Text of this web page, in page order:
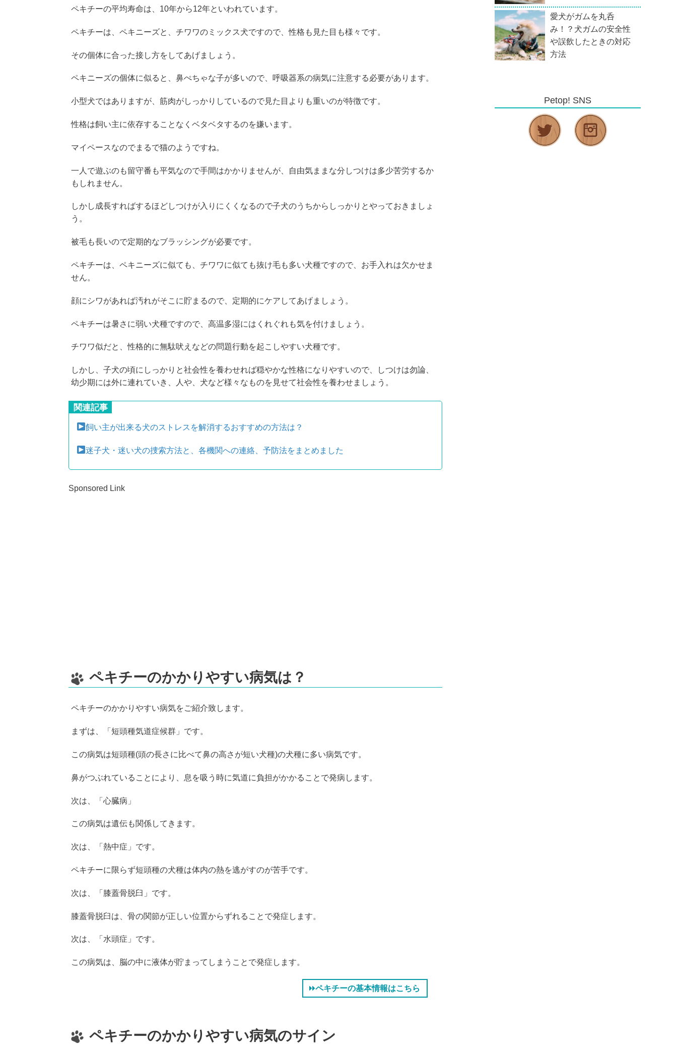
ペキチーの平均寿命は、10年から12年といわれています。
ペキチーは、ペキニーズと、チワワのミックス犬ですので、性格も見た目も様々です。
その個体に合った接し方をしてあげましょう。
ペキニーズの個体に似ると、鼻ぺちゃな子が多いので、呼吸器系の病気に注意する必要があります。
小型犬ではありますが、筋肉がしっかりしているので見た目よりも重いのが特徴です。
性格は飼い主に依存することなくベタベタするのを嫌います。
マイペースなのでまるで猫のようですね。
一人で遊ぶのも留守番も平気なので手間はかかりませんが、自由気ままな分しつけは多少苦労するか
もしれません。
しかし成長すればするほどしつけが入りにくくなるので子犬のうちからしっかりとやっておきましょ
う。
被毛も長いので定期的なブラッシングが必要です。
ペキチーは、ペキニーズに似ても、チワワに似ても抜け毛も多い犬種ですので、お手入れは欠かせま
せん。
顔にシワがあれば汚れがそこに貯まるので、定期的にケアしてあげましょう。
ペキチーは暑さに弱い犬種ですので、高温多湿にはくれぐれも気を付けましょう。
チワワ似だと、性格的に無駄吠えなどの問題行動を起こしやすい犬種です。
しかし、子犬の頃にしっかりと社会性を養わせれば穏やかな性格になりやすいので、しつけは勿論、
幼少期には外に連れていき、人や、犬など様々なものを見せて社会性を養わせましょう。
関連記事
飼い主が出来る犬のストレスを解消するおすすめの方法は？
迷子犬・迷い犬の捜索方法と、各機関への連絡、予防法をまとめました
Sponsored Link
ペキチーのかかりやすい病気は？
ペキチーのかかりやすい病気をご紹介致します。
まずは、「短頭種気道症候群」です。
この病気は短頭種(頭の長さに比べて鼻の高さが短い犬種)の犬種に多い病気です。
鼻がつぶれていることにより、息を吸う時に気道に負担がかかることで発病します。
次は、「心臓病」
この病気は遺伝も関係してきます。
次は、「熱中症」です。
ペキチーに限らず短頭種の犬種は体内の熱を逃がすのが苦手です。
次は、「膝蓋骨脱臼」です。
膝蓋骨脱臼は、骨の関節が正しい位置からずれることで発症します。
次は、「水頭症」です。
この病気は、脳の中に液体が貯まってしまうことで発症します。
ペキチーの基本情報はこちら
ペキチーのかかりやすい病気のサイン
愛犬がガムを丸呑
み！？犬ガムの安全性
や誤飲したときの対応
方法
Petop! SNS